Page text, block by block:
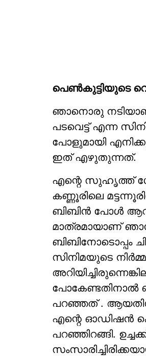
പെണ്‍കുട്ടിയുടെ
ഞാനൊരു
പടവെട്ട് എന്ന
പോളുമായി
ഇത് എഴുതുന്നത്.
എന്റെ സുഹൃത്ത്
കണ്ണൂരിലെ
ബിബിന്‍ പോള്‍
മാത്രമായാണ്
ബിബിനോടൊപ്പം
സിനിമയുടെ
പറഞ്ഞത് .
എന്റെ ഓഡിഷന്‍
പറഞ്ഞിറങ്ങി.